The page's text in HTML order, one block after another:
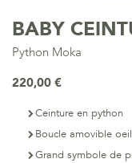
BABY
Python Moka
220,00 €
Ceinture en python
Boucle amovible
Grand symbole de